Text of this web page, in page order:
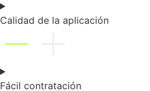
Calidad de la aplicación
Fácil contratación